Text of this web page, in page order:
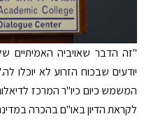
"זה הדבר שאויביה האמיתיים
יודעים שבכוח הזרוע לא
המשמש כיום כיו"ר המרכז
לקראת הדיון באו"ם בהכרה